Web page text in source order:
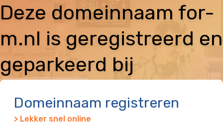
Deze domeinnaam for-
m.nl is geregistreerd en
geparkeerd bij
Domeinnaam registreren
> Lekker snel online